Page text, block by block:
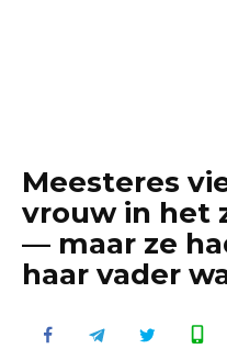
Meesteres
vrouw in het
— maar ze
haar vader